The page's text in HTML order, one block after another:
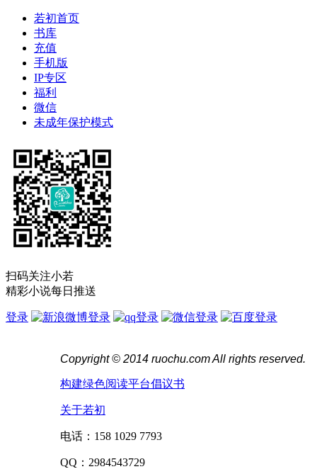
若初首页
书库
充值
手机版
IP专区
福利
微信
未成年保护模式
扫码关注小若
精彩小说每日推送
登录
Copyright © 2014 ruochu.com All rights reserved.
构建绿色阅读平台倡议书
关于若初
电话：158 1029 7793
QQ：2984543729